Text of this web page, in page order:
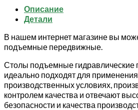
900
мм
мм)
TOR
(S)
Описание
Детали
В нашем интернет магазине вы
подъемные передвижные.
Столы подъемные
идеально подходят для
производственных условиях,
контролем качества и отвечают
безопасности и качества